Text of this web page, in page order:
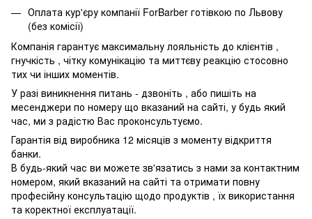
Оплата кур'єру компанії ForBarber готівкою по Львову
(без комісії)
Компанія гарантує максимальну лояльність до клієнтів ,
гнучкість , чітку комунікацію та миттєву реакцію стосовно
тих чи інших моментів.
У разі виникнення питань - дзвоніть , або пишіть на
месенджери по номеру що вказаний на сайті, у будь який
час, ми з радістю Вас проконсультуємо.
Гарантія від виробника 12 місяців з моменту відкриття
банки.
В будь-який час ви можете зв'язатись з нами за контактним
номером, який вказаний на сайті та отримати повну
професійну консультацію щодо продуктів , їх використання
та коректної експлуатації.